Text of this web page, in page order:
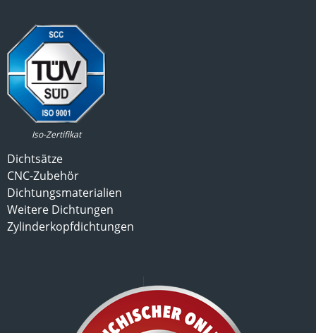
Iso-Zertifikat
Dichtsätze
CNC-Zubehör
Dichtungsmaterialien
Weitere Dichtungen
Zylinderkopfdichtungen